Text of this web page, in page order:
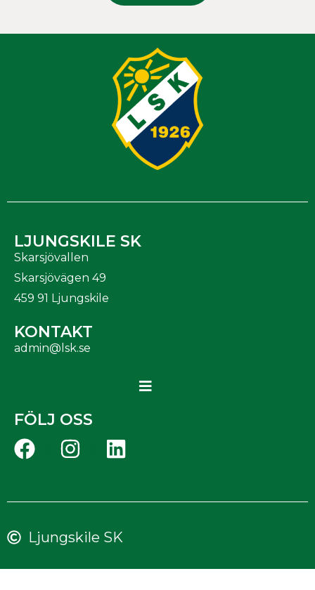
LJUNGSKILE SK
Skarsjövallen
Skarsjövägen 49
459 91 Ljungskile
KONTAKT
admin@lsk.se
FÖLJ OSS
Ljungskile SK